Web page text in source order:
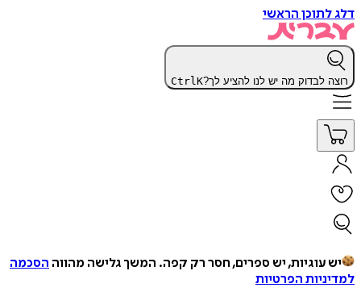
דלג לתוכן הראשי
רוצה לבדוק מה יש לנו להציע לך? CtrlK
יש עוגיות, יש ספרים, חסר רק קפה. המשך גלישה מהווה הסכמה
למדיניות הפרטיות